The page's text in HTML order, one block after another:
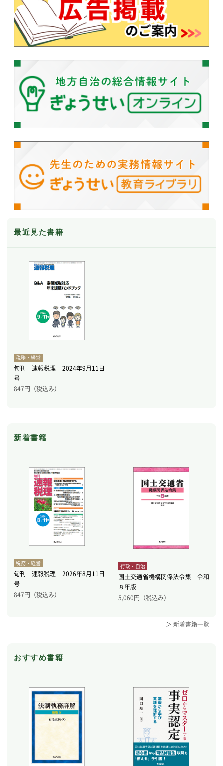
最近見た書籍
税務・経営
旬刊 速報税理 2024年9月11日
号
847円（税込み）
新着書籍
税務・経営
旬刊 速報税理 2026年8月11日
号
847円（税込み）
行政・自治
国土交通省機構関係法令集 令和
８年版
5,060円（税込み）
＞ 新着書籍一覧
おすすめ書籍